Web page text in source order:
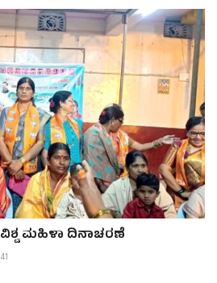
ಮಹಿಳಾ ದಿನಾಚರಣೆ
41